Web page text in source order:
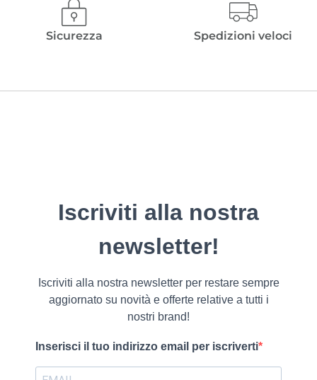
Sicurezza Spedizioni veloci
Iscriviti alla nostra
newsletter!
Iscriviti alla nostra newsletter per restare sempre
aggiornato su novità e offerte relative a tutti i
nostri brand!
Inserisci il tuo indirizzo email per iscriverti